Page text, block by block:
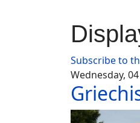
Subscribe to
Wednesday,